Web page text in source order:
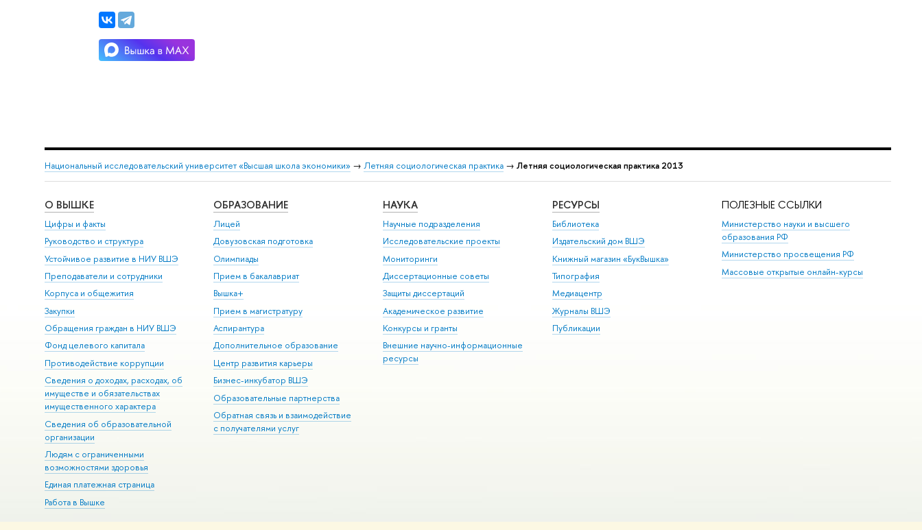
Национальный исследовательский университет «Высшая школа экономики» → Летняя социологическая практика→ Летняя социологическая практика 2013
О ВЫШКЕ
Цифры и факты
Руководство и структура
Устойчивое развитие в НИУ ВШЭ
Преподаватели и сотрудники
Корпуса и общежития
Закупки
Обращения граждан в НИУ ВШЭ
Фонд целевого капитала
Противодействие коррупции
Сведения о доходах, расходах, об
имуществе и обязательствах
имущественного характера
Сведения об образовательной
организации
Людям с ограниченными
возможностями здоровья
Единая платежная страница
Работа в Вышке
ОБРАЗОВАНИЕ
Лицей
Довузовская подготовка
Олимпиады
Прием в бакалавриат
Вышка+
Прием в магистратуру
Аспирантура
Дополнительное образование
Центр развития карьеры
Бизнес-инкубатор ВШЭ
Образовательные партнерства
Обратная связь и взаимодействие
с получателями услуг
НАУКА
Научные подразделения
Исследовательские проекты
Мониторинги
Диссертационные советы
Защиты диссертаций
Академическое развитие
Конкурсы и гранты
Внешние научно-информационные
ресурсы
РЕСУРСЫ
Библиотека
Издательский дом ВШЭ
Книжный магазин «БукВышка»
Типография
Медиацентр
Журналы ВШЭ
Публикации
ПОЛЕЗНЫЕ ССЫЛКИ
Министерство науки и высшего
образования РФ
Министерство просвещения РФ
Массовые открытые онлайн-курсы